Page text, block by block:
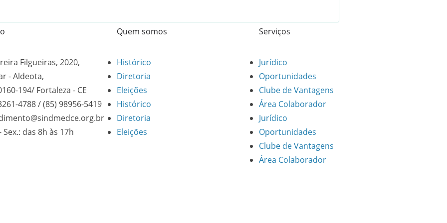
Filgueiras, 2020,
- Aldeota,
194/ Fortaleza - CE
4788 / (85) 98956-5419
Sex.: das 8h às 17h
Quem somos
Histórico
Diretoria
Eleições
Histórico
Diretoria
Eleições
Serviços
Jurídico
Oportunidades
Clube de Vantagens
Área Colaborador
Jurídico
Oportunidades
Clube de Vantagens
Área Colaborador